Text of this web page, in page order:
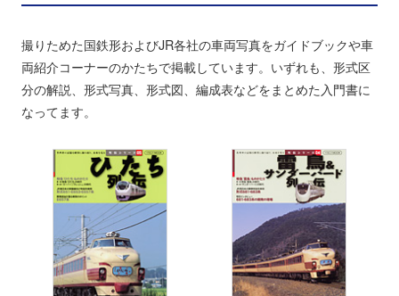
撮りためた国鉄形およびJR各社の車両写真をガイドブックや車
両紹介コーナーのかたちで掲載しています。いずれも、形式区
分の解説、形式写真、形式図、編成表などをまとめた入門書に
なってます。